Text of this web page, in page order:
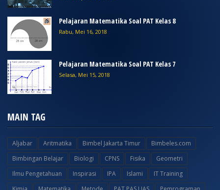
Pelajaran Matematika Soal PAT Kelas 8
Rabu, Mei 16, 2018
Pelajaran Matematika Soal PAT Kelas 7
Selasa, Mei 15, 2018
MAIN TAG
Aljabar Aritmatika Bimbel Jakarta Timur
Bimbeles.com
Bimbingan Belajar
Biologi CPNS Fisika
Geometri
Ilmu Pengetahuan
Inspirasi IPA Islami
IT Training